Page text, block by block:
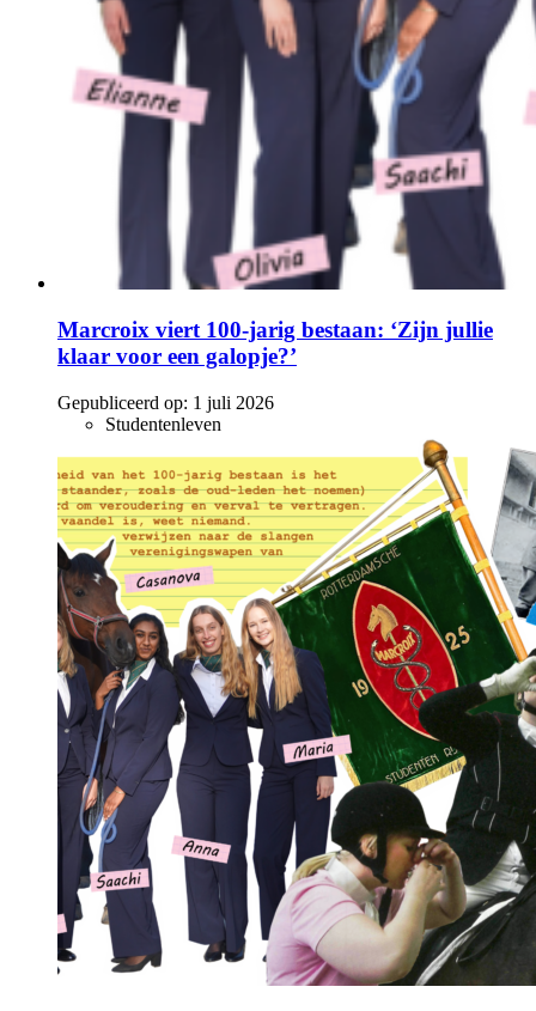
Marcroix viert 100-jarig bestaan: ‘Zijn jullie
klaar voor een galopje?’
Gepubliceerd op: 1 juli 2026
Studentenleven